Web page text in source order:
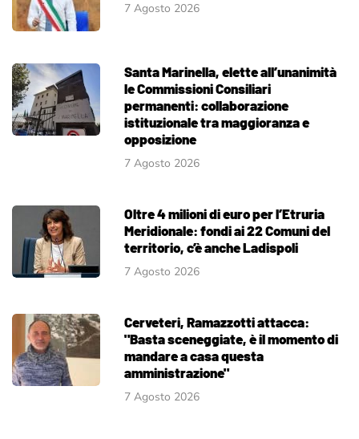
7 Agosto 2026
Santa Marinella, elette all’unanimità
le Commissioni Consiliari
permanenti: collaborazione
istituzionale tra maggioranza e
opposizione
7 Agosto 2026
Oltre 4 milioni di euro per l’Etruria
Meridionale: fondi ai 22 Comuni del
territorio, c’è anche Ladispoli
7 Agosto 2026
Cerveteri, Ramazzotti attacca:
"Basta sceneggiate, è il momento di
mandare a casa questa
amministrazione"
7 Agosto 2026